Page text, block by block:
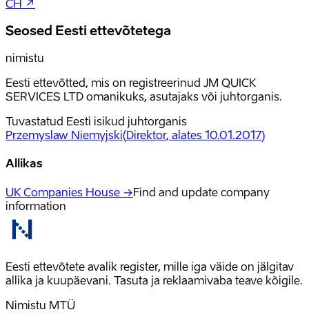
CH ↗
Seosed Eesti ettevõtetega
nimistu
Eesti ettevõtted, mis on registreerinud JM QUICK
SERVICES LTD omanikuks, asutajaks või juhtorganis.
Tuvastatud Eesti isikud juhtorganis
Przemyslaw Niemyjski(Direktor, alates 10.01.2017)
Allikas
UK Companies House →Find and update company
information
Eesti ettevõtete avalik register, mille iga väide on jälgitav
allika ja kuupäevani. Tasuta ja reklaamivaba teave kõigile.
Nimistu MTÜ